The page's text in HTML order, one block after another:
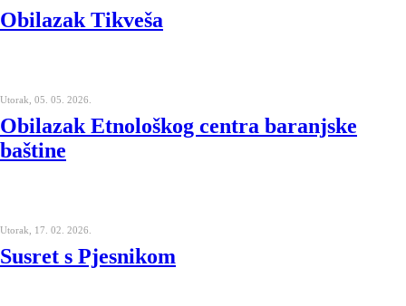
Obilazak Tikveša
Utorak, 05. 05. 2026.
Obilazak Etnološkog centra baranjske
baštine
Utorak, 17. 02. 2026.
Susret s Pjesnikom